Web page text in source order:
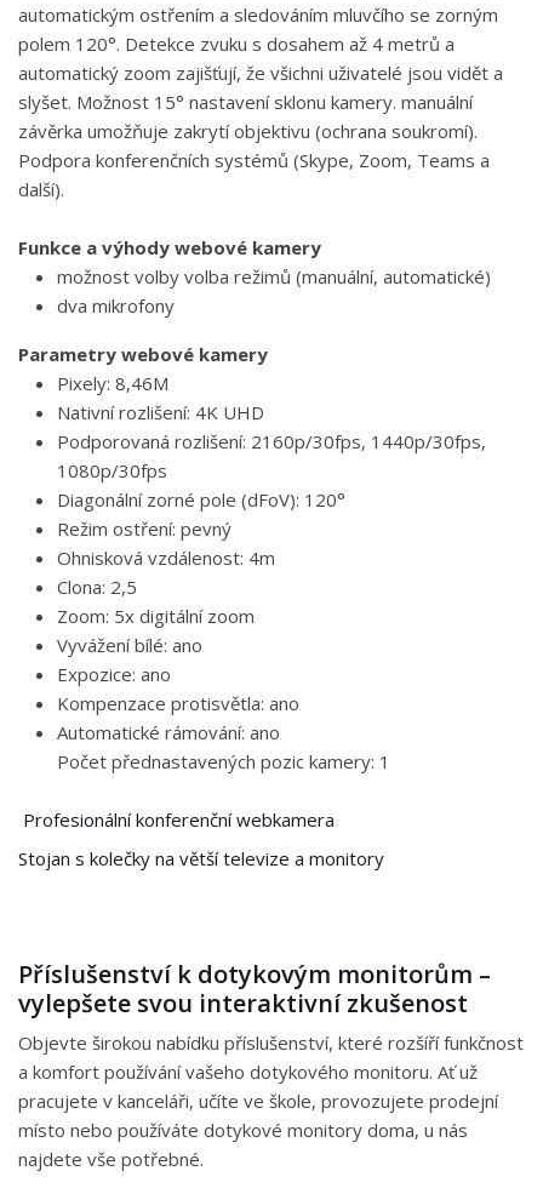
automatickým ostřením a sledováním mluvčího se zorným
polem 120°. Detekce zvuku s dosahem až 4 metrů a
automatický zoom zajišťují, že všichni uživatelé jsou vidět a
slyšet. Možnost 15° nastavení sklonu kamery. manuální
závěrka umožňuje zakrytí objektivu (ochrana soukromí).
Podpora konferenčních systémů (Skype, Zoom, Teams a
další).
Funkce a výhody webové kamery
možnost volby volba režimů (manuální, automatické)
dva mikrofony
Parametry webové kamery
Pixely: 8,46M
Nativní rozlišení: 4K UHD
Podporovaná rozlišení: 2160p/30fps, 1440p/30fps,
1080p/30fps
Diagonální zorné pole (dFoV): 120°
Režim ostření: pevný
Ohnisková vzdálenost: 4m
Clona: 2,5
Zoom: 5x digitální zoom
Vyvážení bílé: ano
Expozice: ano
Kompenzace protisvětla: ano
Automatické rámování: ano
Počet přednastavených pozic kamery: 1
Profesionální konferenční webkamera
Stojan s kolečky na větší televize a monitory
Příslušenství k dotykovým monitorům –
vylepšete svou interaktivní zkušenost
Objevte širokou nabídku příslušenství, které rozšíří funkčnost
a komfort používání vašeho dotykového monitoru. Ať už
pracujete v kanceláři, učíte ve škole, provozujete prodejní
místo nebo používáte dotykové monitory doma, u nás
najdete vše potřebné.